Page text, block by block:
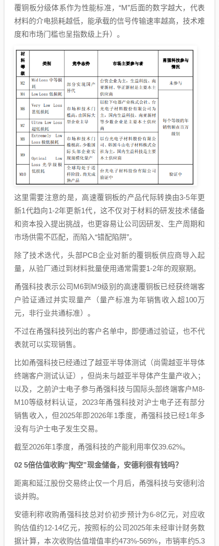
覆铜板分级体系作为性能标准，“M”后面的数字越大，代表
材料的介电损耗越低，能承载的信号传输速率越高，技术难
度和市场门槛也呈指数级上升）。
这里需要注意的是，高速覆铜板的产品代际转换由3-5年更
新1代趋向1-2年更新1代，这不仅对于材料的研发技术储备
和资本投入提出挑战，也更容易让公司因研发、生产周期和
市场供需不匹配，而陷入“错配陷阱”。
除了技术迭代，头部PCB企业对新的覆铜板供应商导入起
量，从验厂通过到材料批量使用通常需要1-2年的观察期。
甬强科技表示公司M6到M9级别的高速覆铜板已经获终端客
户验证通过并实现量产（量产标准为年销售收入超100万
元，非行业共通标准）。
不过在甬强科技列出的客户名单中，即便通过验证，也不代
表就可以实现销售。
比如甬强科技已经通过了越亚半导体测试（尚需越亚半导体
终端客户测试认证），但尚未与越亚半导体产生量产收入；
以及，之前沪士电子参与甬强科技与国际头部终端客户M8-
M10等级材料认证，2023年甬强科技对沪士电子还有部分
销售收入，但2025年即2026年1季度，甬强科技已经1年多
没有与沪士电子发生交易。
截至2026年1季度，甬强科技的产能利用率仅39.62%。
02 5倍估值收购“掏空”现金储备，安德利很有钱吗？
距离和延江股份交易终止仅一个月后，甬强科技与安德利洽
谈并购。
安德利称收购甬强科技总对价初步预计为6-8亿元，对应收
购估值约12-14亿元，按照标的公司2025年未经审计财务数
据计算，本次收购估值增值率约473%-569%，市销率约5.3